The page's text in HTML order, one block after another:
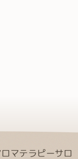
マテラピーサロ